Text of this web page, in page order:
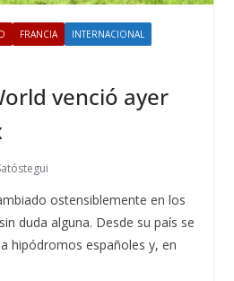
FRANCIA
INTERNACIONAL
venció ayer
ostensiblemente en los
duda alguna. Desde su país se
hipódromos españoles y, en